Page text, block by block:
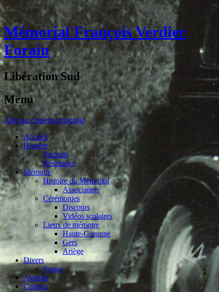
Mémorial François Verdier
Forain
Libération Sud
Menu
Aller au contenu principal
Accueil
Histoire
Portraits
Résistance
Mémoire
Histoire du Mémorial
Association
Cérémonies
Discours
Vidéos scolaires
Lieux de mémoire
Haute-Garonne
Gers
Ariège
Divers
Presse
Agenda
Contact